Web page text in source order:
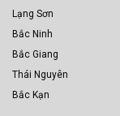
Lạng Sơn
Bắc Ninh
Bắc Giang
Thái Nguyên
Bắc Kạn